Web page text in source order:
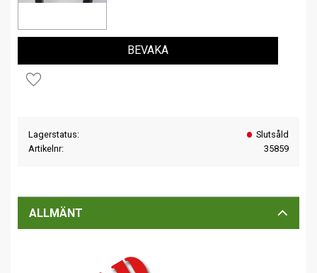
Lägg till i favoriter
BEVAKA
Lagerstatus
Slutsåld
Artikelnr
35859
ALLMÄNT